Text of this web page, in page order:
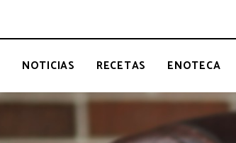
NOTICIAS
RECETAS ENOTECA